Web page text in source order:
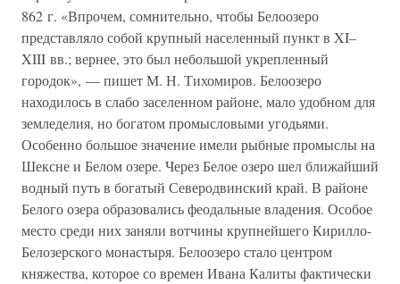
862 г. «Впрочем, сомнительно, чтобы Белоозеро
представляло собой крупный населенный пункт в XI–
XIII вв.; вернее, это был небольшой укрепленный
городок», — пишет М. Н. Тихомиров. Белоозеро
находилось в слабо заселенном районе, мало удобном для
земледелия, но богатом промысловыми угодьями.
Особенно большое значение имели рыбные промыслы на
Шексне и Белом озере. Через Белое озеро шел ближайший
водный путь в богатый Северодвинский край. В районе
Белого озера образовались феодальные владения. Особое
место среди них заняли вотчины крупнейшего Кирилло-
Белозерского монастыря. Белоозеро стало центром
княжества, которое со времен Ивана Калиты фактически